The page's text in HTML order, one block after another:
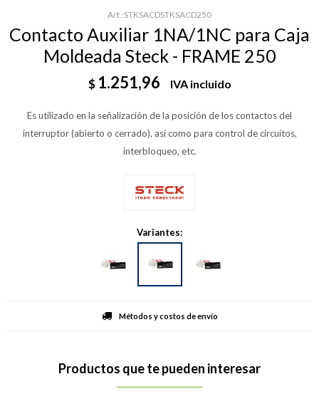
STKSACDSTKSACD250
Contacto Auxiliar 1NA/1NC para Caja
Moldeada Steck - FRAME 250
$ 1.251,96 IVA incluido
Es utilizado en la señalización de la posición de los contactos del
interruptor (abierto o cerrado), así como para control de circuitos,
interbloqueo, etc.
Variantes:
Métodos y costos de envío
Productos que te pueden interesar